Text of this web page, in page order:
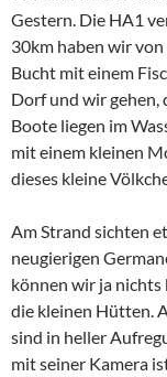
Gestern. Die HA1
30km haben wir
Bucht mit einem
Dorf und wir gehen,
Boote liegen im
mit einem kleinen
dieses kleine
Am Strand sichten
neugierigen
können wir ja nichts
die kleinen Hütten.
sind in heller
mit seiner Kamera